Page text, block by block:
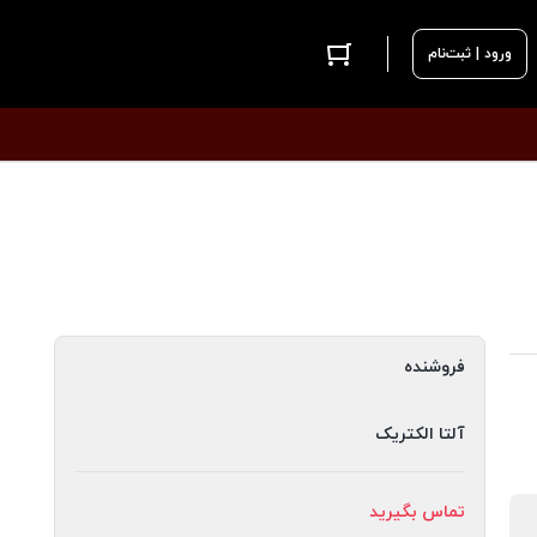
ورود | ثبت‌نام
فروشنده
آلتا الکتریک
تماس بگیرید